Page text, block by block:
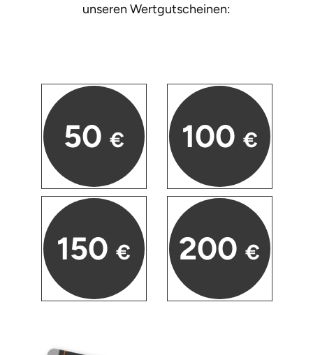
unseren Wertgutscheinen:
50 €
150 €
100 €
200 €